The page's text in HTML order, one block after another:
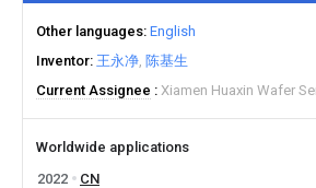
Other languages English
Inventor 王永净 陈基生
Current Assignee
Xiamen Huaxin Wafer
Worldwide applications
2022
CN